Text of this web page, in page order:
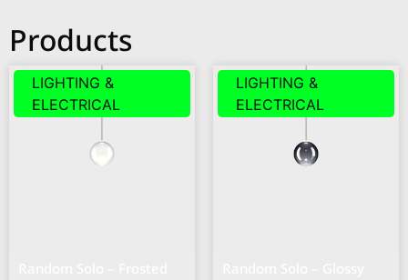
Products
LIGHTING &
ELECTRICAL
LIGHTING &
ELECTRICAL